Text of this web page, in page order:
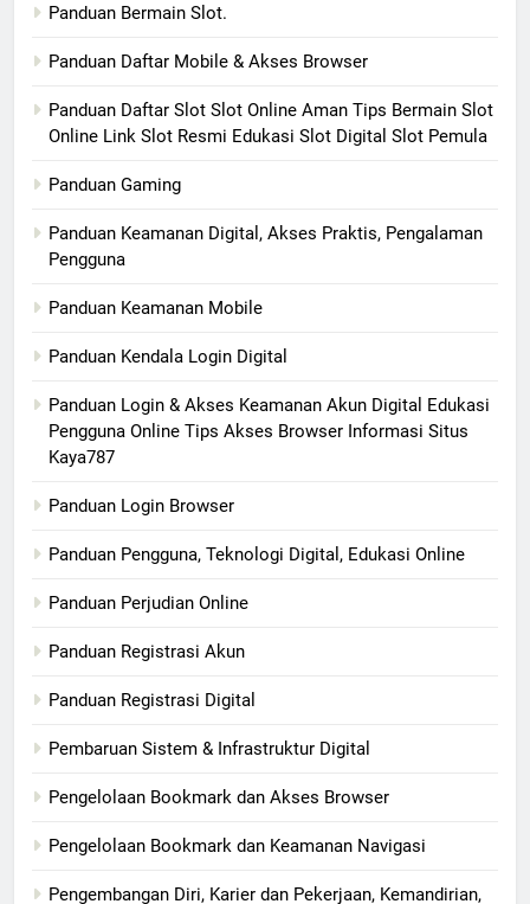
Panduan Bermain Slot.
Panduan Daftar Mobile & Akses Browser
Panduan Daftar Slot Slot Online Aman Tips Bermain Slot
Online Link Slot Resmi Edukasi Slot Digital Slot Pemula
Panduan Gaming
Panduan Keamanan Digital, Akses Praktis, Pengalaman
Pengguna
Panduan Keamanan Mobile
Panduan Kendala Login Digital
Panduan Login & Akses Keamanan Akun Digital Edukasi
Pengguna Online Tips Akses Browser Informasi Situs
Kaya787
Panduan Login Browser
Panduan Pengguna, Teknologi Digital, Edukasi Online
Panduan Perjudian Online
Panduan Registrasi Akun
Panduan Registrasi Digital
Pembaruan Sistem & Infrastruktur Digital
Pengelolaan Bookmark dan Akses Browser
Pengelolaan Bookmark dan Keamanan Navigasi
Pengembangan Diri, Karier dan Pekerjaan, Kemandirian,